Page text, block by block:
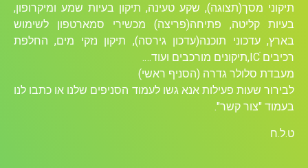
תיקוני מסך(תצוגה), שקע טעינה, תיקון בעיות שמע ומיקרופון,
בעיות קליטה, פתיחה(פריצה) מכשירי סמארטפון לשימוש
בארץ, עדכוני תוכנה(עדכון גירסה), תיקון נזקי מים, החלפת
רכיבים ICׁ,תיקונים מורכבים ועוד….
מעבדת סלולר גדרה (הסניף ראשי)
לבירור שעות פעילות אנא גשו לעמוד הסניפים שלנו או כתבו לנו
בעמוד "צור קשר".
ט.ל.ח